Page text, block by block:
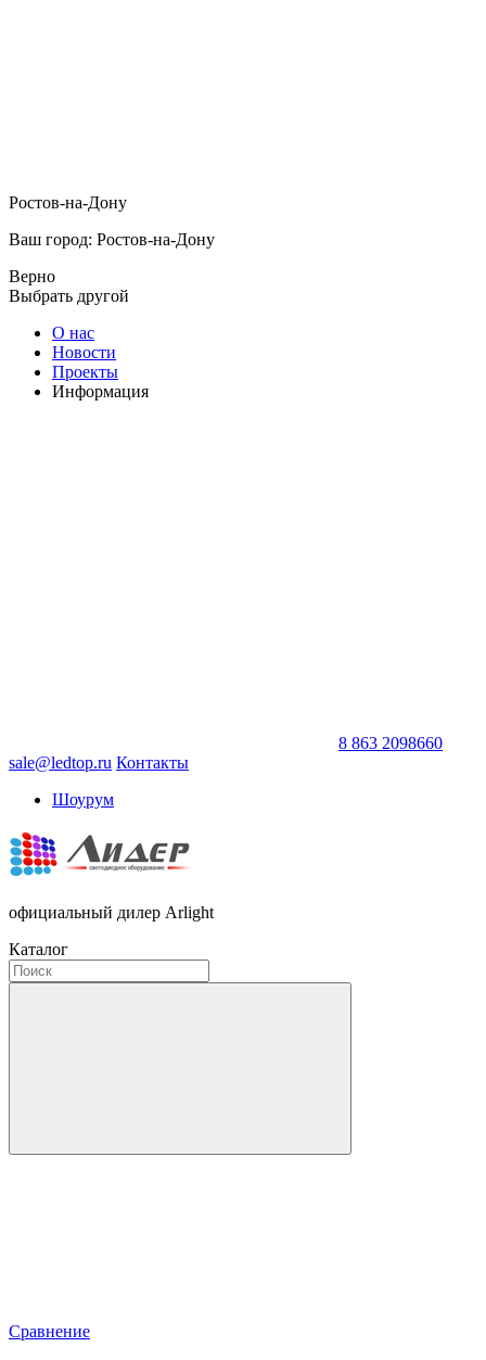
Ростов-на-Дону
Ваш город: Ростов-на-Дону
Верно
Выбрать другой
О нас
Новости
Проекты
Информация
8 863 2098660
sale@ledtop.ru Контакты
Шоурум
официальный дилер Arlight
Каталог
Сравнение